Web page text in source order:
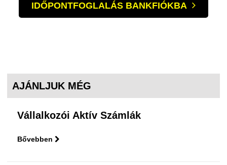
IDŐPONTFOGLALÁS BANKFIÓKBA
AJÁNLJUK MÉG
Vállalkozói Aktív Számlák
Bővebben